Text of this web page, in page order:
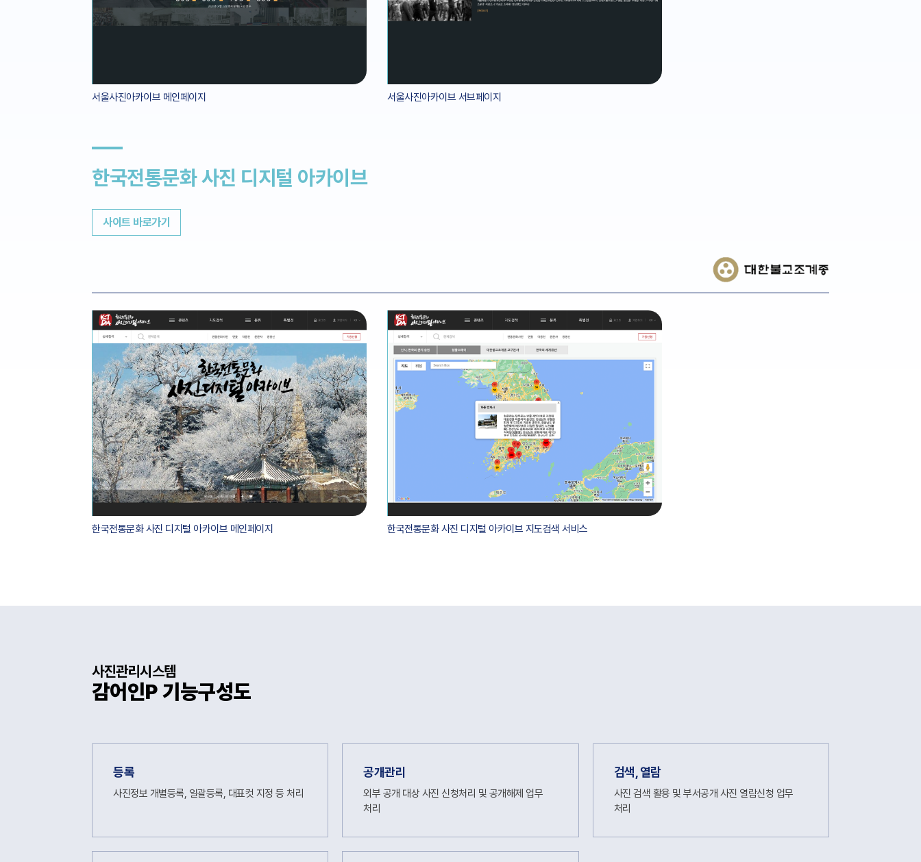
서울사진아카이브 메인페이지 서울사진아카이브 서브페이지
한국전통문화 사진 디지털 아카이브
사이트 바로가기
한국전통문화 사진 디지털 아카이브 메인페이지 한국전통문화 사진 디지털 아카이브 지도검색 서비스
사진관리시스템
감어인P 기능구성도
등록
사진정보 개별등록, 일괄등록, 대표컷 지정 등 처리
공개관리
외부 공개 대상 사진 신청처리 및 공개해제 업무
처리
검색, 열람
사진 검색 활용 및 부서공개 사진 열람신청 업무
처리